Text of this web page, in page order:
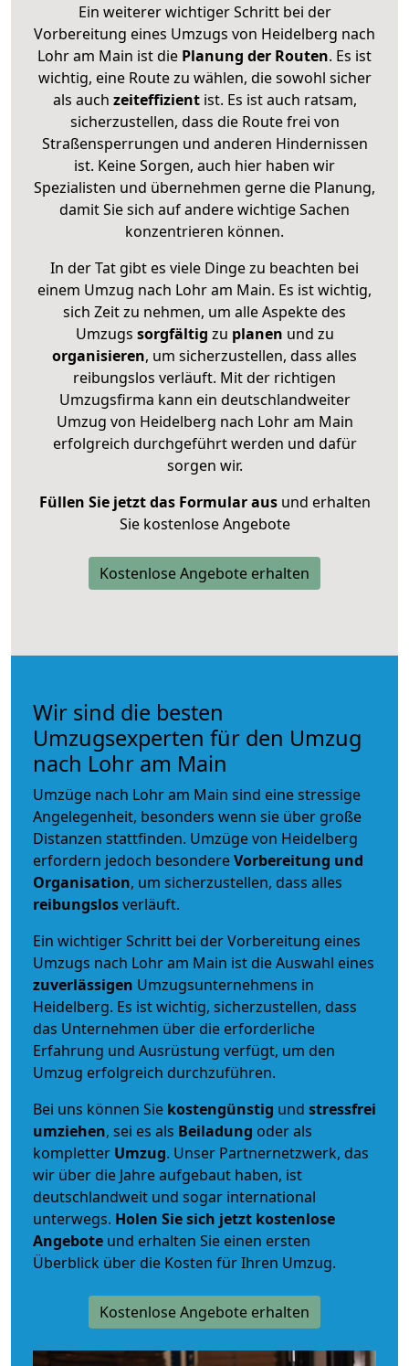
Ein weiterer wichtiger Schritt bei der
Vorbereitung eines Umzugs von Heidelberg nach
Lohr am Main ist die Planung der Routen. Es ist
wichtig, eine Route zu wählen, die sowohl sicher
als auch zeiteffizientist. Es ist auch ratsam,
sicherzustellen, dass die Route frei von
Straßensperrungen und anderen Hindernissen
ist. Keine Sorgen, auch hier haben wir
Spezialisten und übernehmen gerne die Planung,
damit Sie sich auf andere wichtige Sachen
konzentrieren können.
In der Tat gibt es viele Dinge zu beachten bei
einem Umzug nach Lohr am Main. Es ist wichtig,
sich Zeit zu nehmen, um alle Aspekte des
Umzugs sorgfältig zu planen und zu
organisieren, um sicherzustellen, dass alles
reibungslos verläuft. Mit der richtigen
Umzugsfirma kann ein deutschlandweiter
Umzug von Heidelberg nach Lohr am Main
erfolgreich durchgeführt werden und dafür
sorgen wir.
Füllen Sie jetzt das Formular ausund erhalten
Sie kostenlose Angebote
Kostenlose Angebote erhalten
Wir sind die besten
Umzugsexperten für den Umzug
nach Lohr am Main
Umzüge nach Lohr am Main sind eine stressige
Angelegenheit, besonders wenn sie über große
Distanzen stattfinden. Umzüge von Heidelberg
erfordern jedoch besondereVorbereitung und
Organisation, um sicherzustellen, dass alles
reibungslosverläuft.
Ein wichtiger Schritt bei der Vorbereitung eines
Umzugs nach Lohr am Main ist die Auswahl eines
zuverlässigen Umzugsunternehmens in
Heidelberg. Es ist wichtig, sicherzustellen, dass
das Unternehmen über die erforderliche
Erfahrung und Ausrüstung verfügt, um den
Umzug erfolgreich durchzuführen.
Bei uns können Sie kostengünstig und stressfrei
umziehen, sei es als Beiladung oder als
kompletter Umzug. Unser Partnernetzwerk, das
wir über die Jahre aufgebaut haben, ist
deutschlandweit und sogar international
unterwegs. Holen Sie sich jetzt kostenlose
Angebote und erhalten Sie einen ersten
Überblick über die Kosten für Ihren Umzug.
Kostenlose Angebote erhalten